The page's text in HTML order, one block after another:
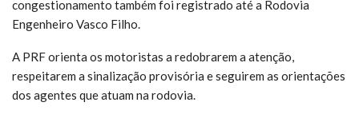
congestionamento também foi registrado até a Rodovia
Engenheiro Vasco Filho.
A PRF orienta os motoristas a redobrarem a atenção,
respeitarem a sinalização provisória e seguirem as orientações
dos agentes que atuam na rodovia.